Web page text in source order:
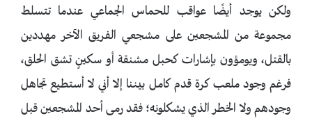
ولكن يوجد أيضًا عواقب للحماس الجماعي عندما تتسلط
مجموعة من المشجعين على مشجعي الفريق الآخر مهددين
بالقتل، ويومؤون بإشارات كحبل مشنقة أو سكينٍ تشق الحلق،
فرغم وجود ملعب كرة قدم كامل بيننا إلا أني لا أستطيع تجاهل
وجودهم ولا الخطر الذي يشكلونه؛ فقد رمى أحد المشجعين قبل